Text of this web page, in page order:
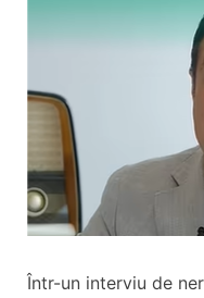
Într-un interviu de